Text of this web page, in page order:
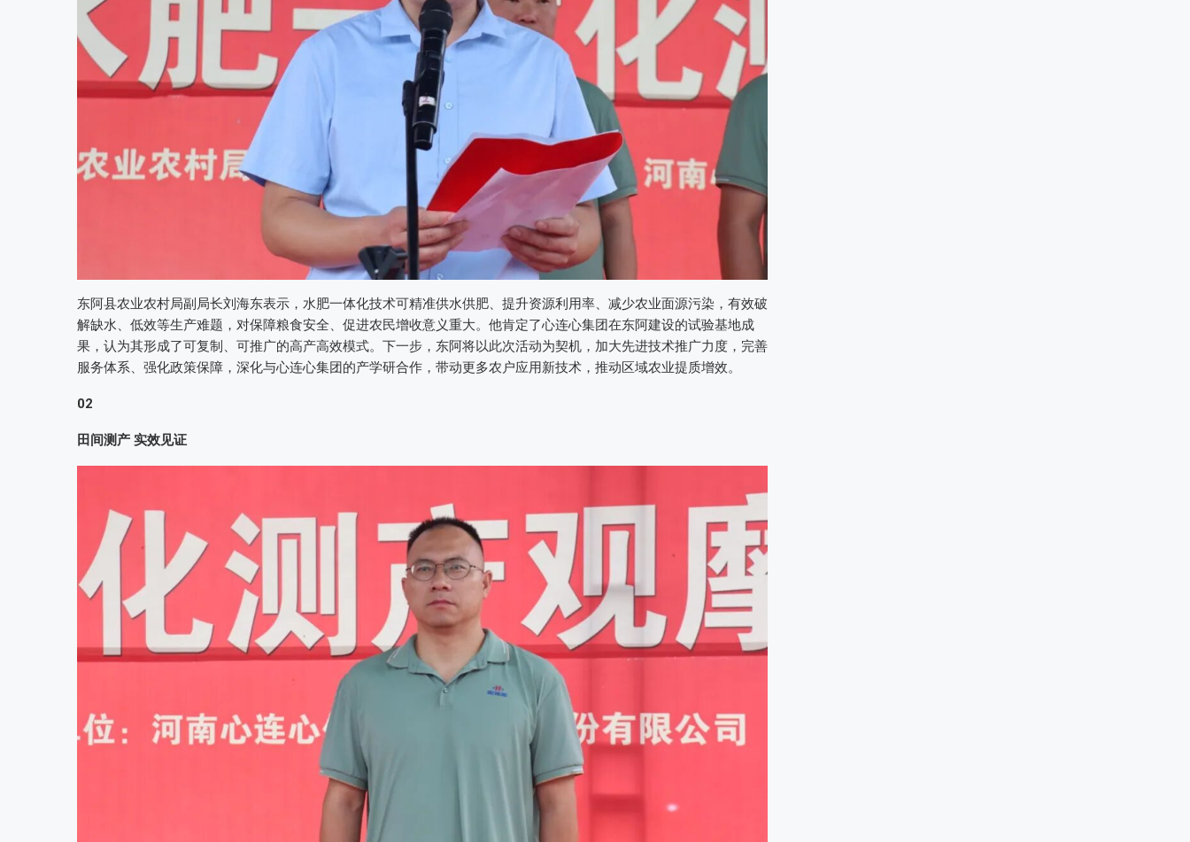
东阿县农业农村局副局长刘海东表示，水肥一体化技术可精准供水供肥、提升资源利用率、减少农业面源污染，有效破
解缺水、低效等生产难题，对保障粮食安全、促进农民增收意义重大。他肯定了心连心集团在东阿建设的试验基地成
果，认为其形成了可复制、可推广的高产高效模式。下一步，东阿将以此次活动为契机，加大先进技术推广力度，完善
服务体系、强化政策保障，深化与心连心集团的产学研合作，带动更多农户应用新技术，推动区域农业提质增效。
02
田间测产 实效见证